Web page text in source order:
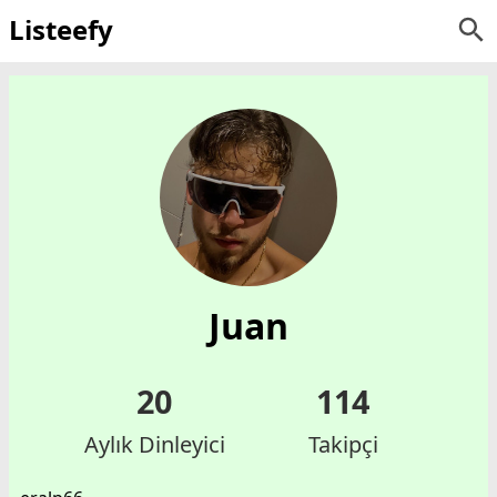
Listeefy
Juan
20
Aylık Dinleyici
114
Takipçi